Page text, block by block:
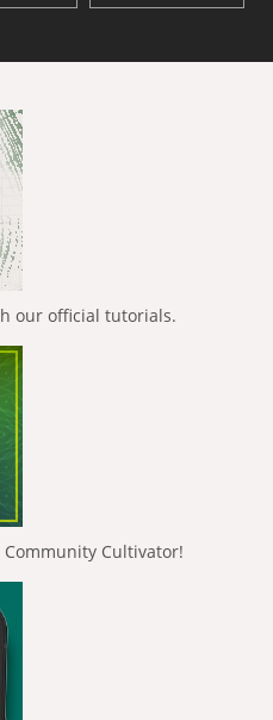
our official tutorials.
Community Cultivator!